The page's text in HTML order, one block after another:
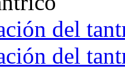
del
del